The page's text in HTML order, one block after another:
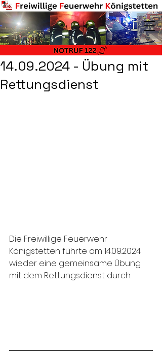
14.09.2024 - Übung mit
Rettungsdienst
Die Freiwillige Feuerwehr
Königstetten führte am 14.09.2024
wieder eine gemeinsame Übung
mit dem Rettungsdienst durch.